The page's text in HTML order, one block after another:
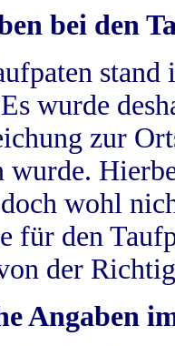
bei den
wurde
zur
wurde.
wohl
für den
der
Angaben